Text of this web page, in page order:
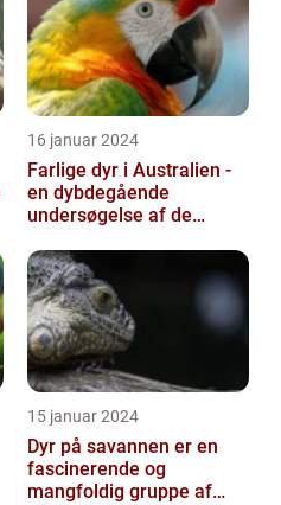
16 januar 2024
Farlige dyr i Australien -
en dybdegående
undersøgelse af de
15 januar 2024
Dyr på savannen er en
fascinerende og
mangfoldig gruppe af